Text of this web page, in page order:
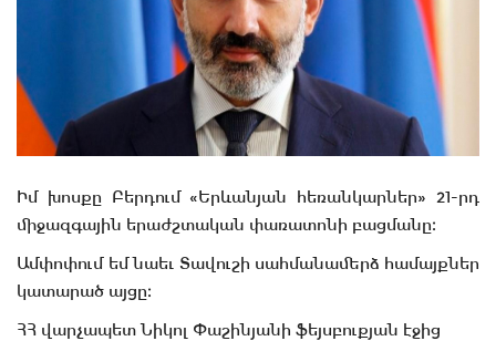
Իմ խոսքը Բերդում «Երևանյան հեռանկարներ» 21-րդ
միջազգային երաժշտական փառատոնի բացմանը։
Ամփոփում եմ նաեւ Տավուշի սահմանամերձ համայքներ
կատարած այցը։
ՀՀ վարչապետ Նիկոլ Փաշինյանի ֆեյսբուքյան էջից